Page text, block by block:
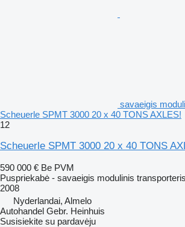
savaeigis
Scheuerle SPMT 3000 20 x 40 TONS AXLES!
12
Scheuerle SPMT 3000 20 x 40 TONS
590 000 € Be PVM
Puspriekabė - savaeigis modulinis transporteris
2008
Nyderlandai, Almelo
Autohandel Gebr. Heinhuis
Susisiekite su pardavėju